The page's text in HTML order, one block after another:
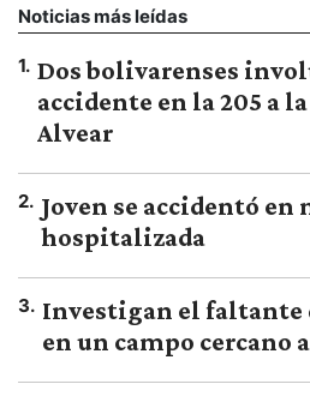
Noticias más leídas
1. Dos bolivarenses
accidente en la 205 a
Alvear
2. Joven se accidentó en
hospitalizada
3. Investigan el faltante
en un campo cercano